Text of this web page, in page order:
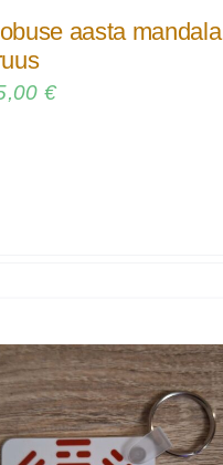
aasta mandala
€